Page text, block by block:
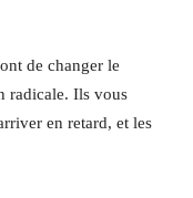
de changer le
radicale. Ils vous
en retard, et les